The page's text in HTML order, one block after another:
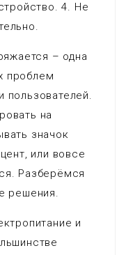
4. Не
– одна
проблем
пользователей.
на
значок
или вовсе
Разберёмся
решения.
и